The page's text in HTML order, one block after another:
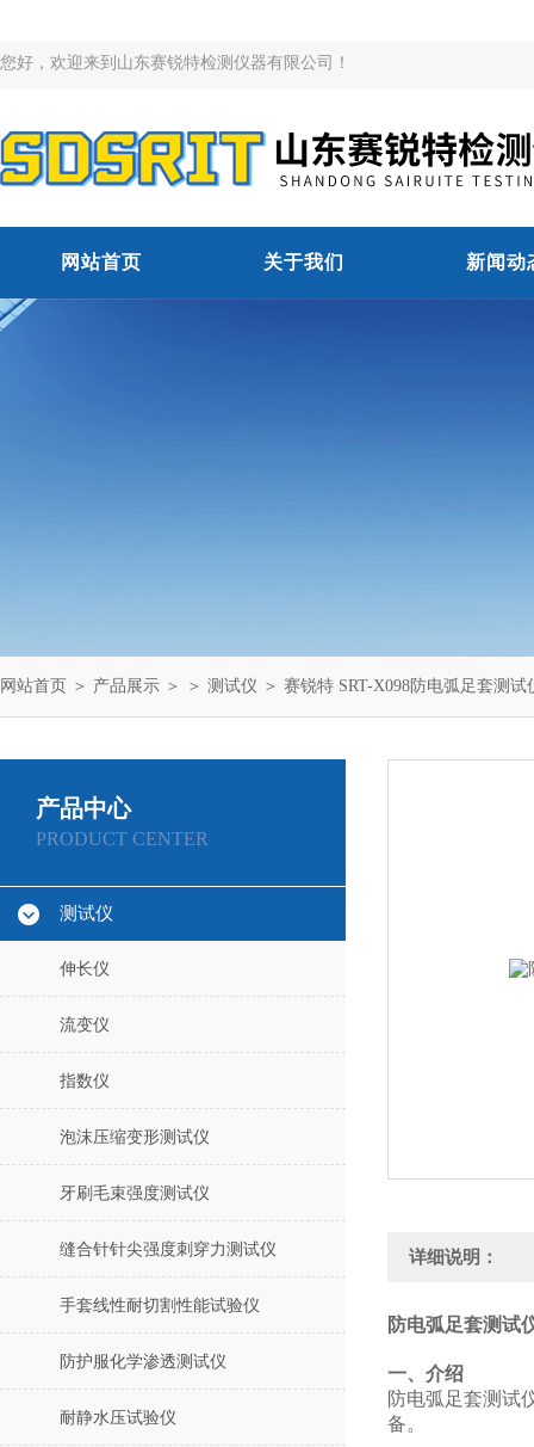
您好，欢迎来到山东赛锐特检测仪器有限公司！
网站首页 关于我们 新闻动
网站首页 ＞ 产品展示 ＞ ＞ 测试仪 ＞ 赛锐特 SRT-X098防电弧足套测试
产品中心
PRODUCT CENTER
测试仪
伸长仪
流变仪
指数仪
泡沫压缩变形测试仪
牙刷毛束强度测试仪
缝合针针尖强度刺穿力测试仪
手套线性耐切割性能试验仪
防护服化学渗透测试仪
耐静水压试验仪
详细说明：
防电弧足套测试
‌一、介绍
防电弧足套测试
备。